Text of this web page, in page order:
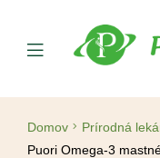
Domov Prírodná
Puori Omega-3